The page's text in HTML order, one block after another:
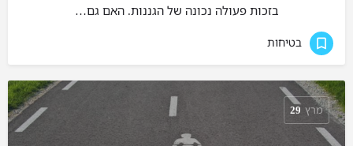
בזכות פעולה נכונה של הגננות. האם גם…
בטיחות
מרץ 29